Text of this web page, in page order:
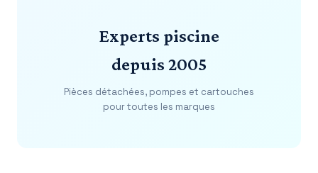
Experts piscine
depuis 2005
Pièces détachées, pompes et cartouches
pour toutes les marques